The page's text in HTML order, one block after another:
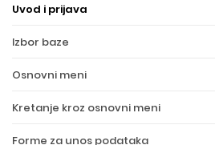
Uvod i prijava
Izbor baze
Osnovni meni
Kretanje kroz osnovni meni
Forme za unos podataka